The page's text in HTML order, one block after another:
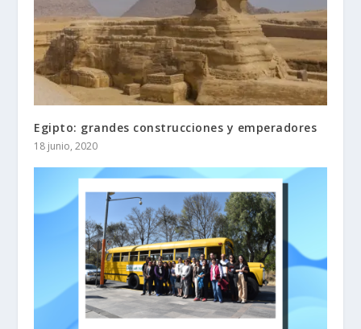
Egipto: grandes construcciones y emperadores
18 junio, 2020